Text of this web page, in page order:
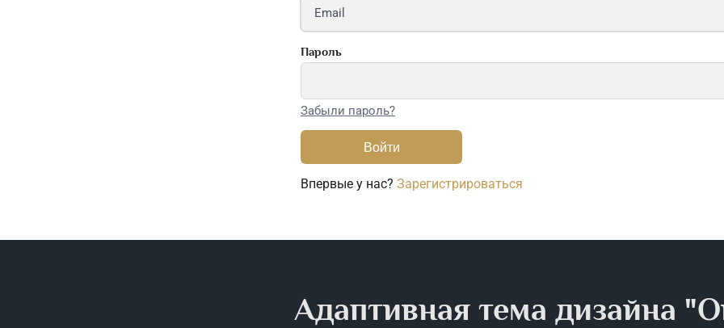
Пароль
Забыли пароль?
Впервые у нас? Зарегистрироваться
Адаптивная тема дизайна